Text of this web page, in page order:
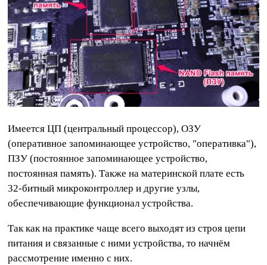
Имеется ЦП (центральный процессор), ОЗУ
(оперативное запоминающее устройство, "оперативка"),
ПЗУ (постоянное запоминающее устройство,
постоянная память). Также на материнской плате есть
32-битный микроконтроллер и другие узлы,
обеспечивающие функционал устройства.
Так как на практике чаще всего выходят из строя цепи
питания и связанные с ними устройства, то начнём
рассмотрение именно с них.